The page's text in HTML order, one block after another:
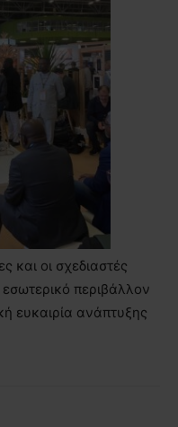
και οι σχεδιαστές
περιβάλλον
ευκαιρία ανάπτυξης